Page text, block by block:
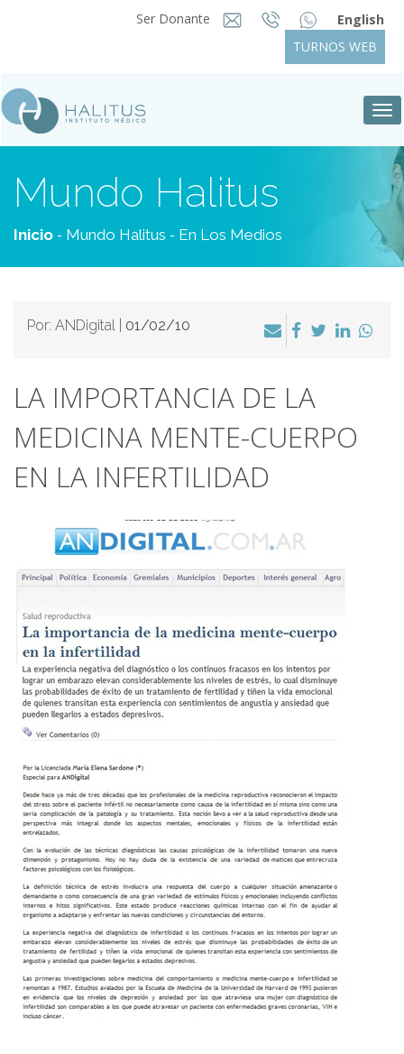
Ser Donante
English
TURNOS WEB
Mundo Halitus
Inicio - Mundo Halitus - En Los Medios
Por: ANDigital | 01/02/10
LA IMPORTANCIA DE LA
MEDICINA MENTE-CUERPO
EN LA INFERTILIDAD